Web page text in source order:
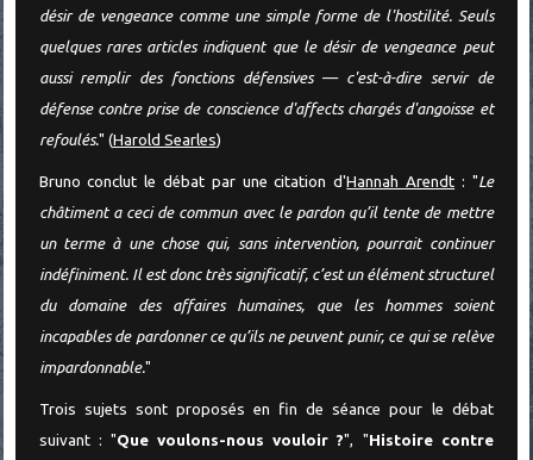
désir de vengeance comme une simple forme de l'hostilité. Seuls
quelques rares articles indiquent que le désir de vengeance peut
aussi remplir des fonctions défensives — c'est-à-dire servir de
défense contre prise de conscience d'affects chargés d'angoisse et
refoulés." (Harold Searles)
Bruno conclut le débat par une citation d'Hannah Arendt : "Le
châtiment a ceci de commun avec le pardon qu’il tente de mettre
un terme à une chose qui, sans intervention, pourrait continuer
indéfiniment. Il est donc très significatif, c’est un élément structurel
du domaine des affaires humaines, que les hommes soient
incapables de pardonner ce qu’ils ne peuvent punir, ce qui se relève
impardonnable."
Trois sujets sont proposés en fin de séance pour le débat
suivant : "Que voulons-nous vouloir ?", "Histoire contre